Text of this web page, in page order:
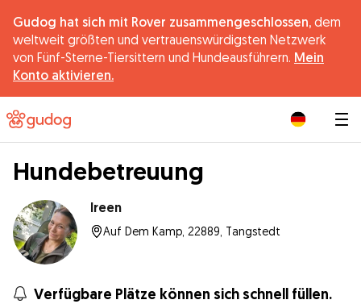
Gudog hat sich mit Rover zusammengeschlossen, dem
weltweit größten und vertrauenswürdigsten Netzwerk
von Fünf-Sterne-Tiersittern und Hundeausführern. Mein
Konto aktivieren.
Hundebetreuung
Ireen
Auf Dem Kamp, 22889, Tangstedt
Verfügbare Plätze können sich schnell füllen.